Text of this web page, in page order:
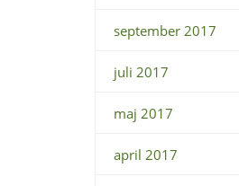
september 2017
juli 2017
maj 2017
april 2017